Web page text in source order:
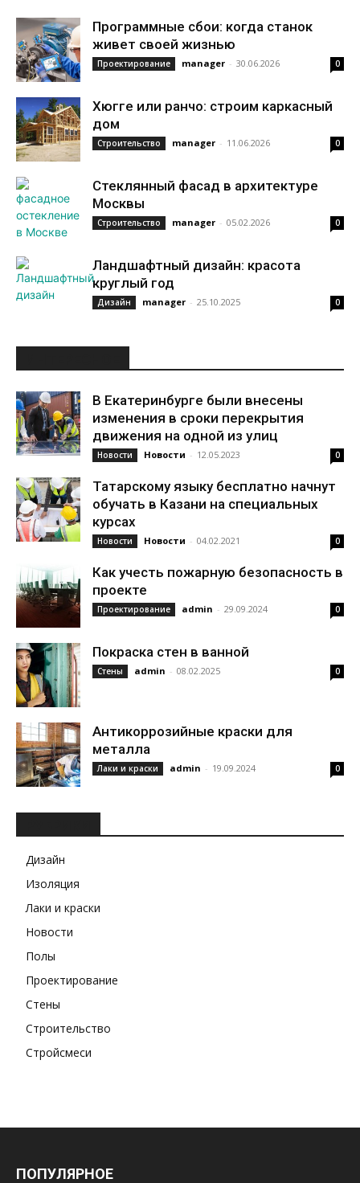
Программные сбои: когда станок
живет своей жизнью
Проектирование manager - 30.06.2026 0
Хюгге или ранчо: строим каркасный
дом
Строительство manager - 11.06.2026 0
Стеклянный фасад в архитектуре
Москвы
Строительство manager - 05.02.2026 0
Ландшафтный дизайн: красота
круглый год
Дизайн manager - 25.10.2025 0
В Екатеринбурге были внесены
изменения в сроки перекрытия
движения на одной из улиц
Новости Новости - 12.05.2023 0
Татарскому языку бесплатно начнут
обучать в Казани на специальных
курсах
Новости Новости - 04.02.2021 0
Как учесть пожарную безопасность в
проекте
Проектирование admin - 29.09.2024 0
Покраска стен в ванной
Стены admin - 08.02.2025 0
Антикоррозийные краски для
металла
Лаки и краски admin - 19.09.2024 0
Дизайн
Изоляция
Лаки и краски
Новости
Полы
Проектирование
Стены
Строительство
Стройсмеси
ПОПУЛЯРНОЕ